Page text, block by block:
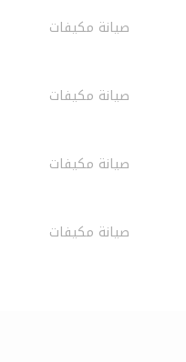
صيانة مكيفات
صيانة مكيفات
صيانة مكيفات
صيانة مكيفات